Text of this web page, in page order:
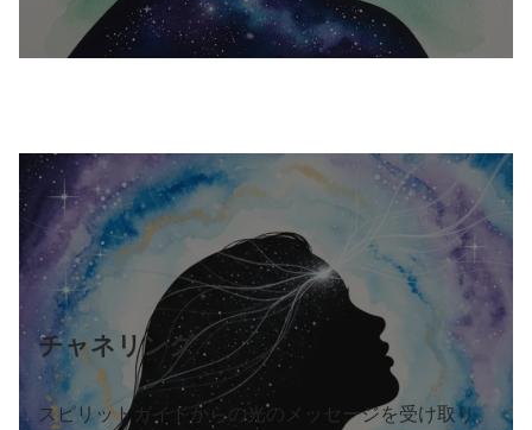
チャネリング
スピリットガイドからの光のメッセージを受け取り、